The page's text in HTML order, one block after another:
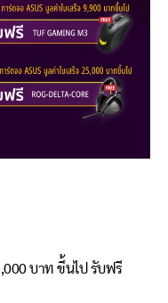
บาท ขึ้นไป รับฟรี